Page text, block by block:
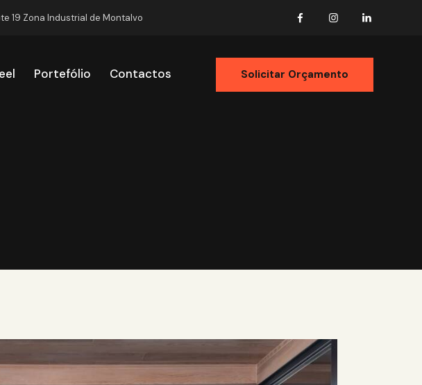
19 Zona Industrial de Montalvo
Portefólio Contactos Solicitar Orçamento